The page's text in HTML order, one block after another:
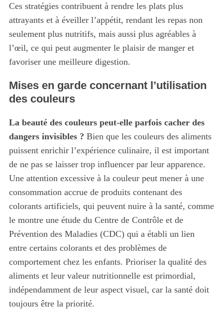
Ces stratégies contribuent à rendre les plats plus
attrayants et à éveiller l’appétit, rendant les repas non
seulement plus nutritifs, mais aussi plus agréables à
l’œil, ce qui peut augmenter le plaisir de manger et
favoriser une meilleure digestion.
Mises en garde concernant l’utilisation
des couleurs
La beauté des couleurs peut-elle parfois cacher des
dangers invisibles ? Bien que les couleurs des aliments
puissent enrichir l’expérience culinaire, il est important
de ne pas se laisser trop influencer par leur apparence.
Une attention excessive à la couleur peut mener à une
consommation accrue de produits contenant des
colorants artificiels, qui peuvent nuire à la santé, comme
le montre une étude du Centre de Contrôle et de
Prévention des Maladies (CDC) qui a établi un lien
entre certains colorants et des problèmes de
comportement chez les enfants. Prioriser la qualité des
aliments et leur valeur nutritionnelle est primordial,
indépendamment de leur aspect visuel, car la santé doit
toujours être la priorité.
c
h
r
: